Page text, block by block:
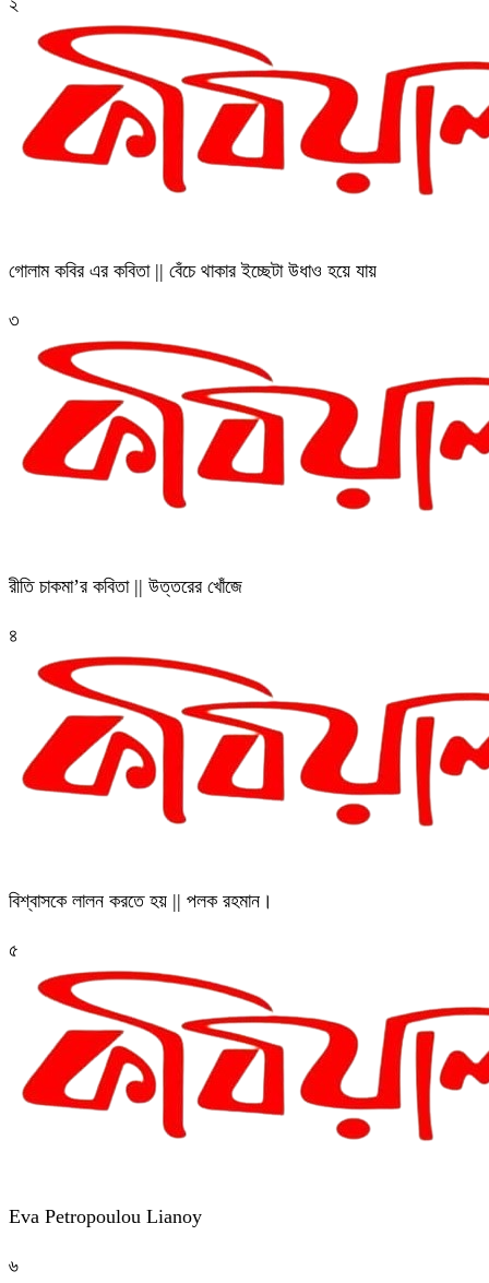
গোলাম কবির এর কবিতা || বেঁচে থাকার ইচ্ছেটা উধাও হয়ে যায়
৩
রীতি চাকমা’র কবিতা || উত্তরের খোঁজে
৪
বিশ্বাসকে লালন করতে হয় || পলক রহমান।
৫
Eva Petropoulou Lianoy
৬